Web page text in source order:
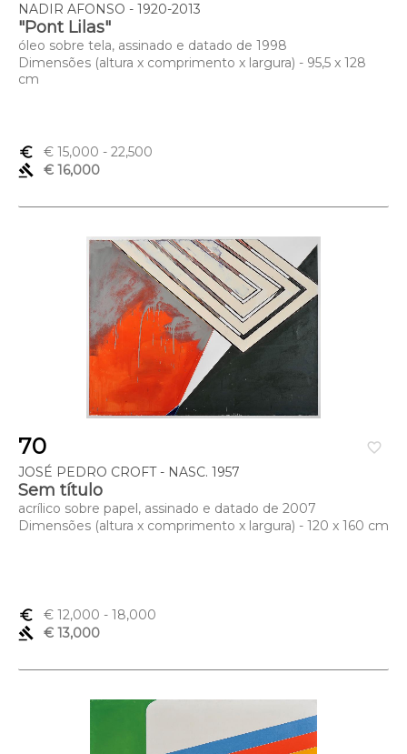
NADIR AFONSO - 1920-2013
"Pont Lilas"
óleo sobre tela, assinado e datado de 1998
Dimensões (altura x comprimento x largura) - 95,5 x 128
cm
euro_symbol € 15,000 - 22,500
gavel
€ 16,000
favorite_border
70
JOSÉ PEDRO CROFT - NASC. 1957
Sem título
acrílico sobre papel, assinado e datado de 2007
Dimensões (altura x comprimento x largura) - 120 x 160 cm
euro_symbol € 12,000 - 18,000
gavel
€ 13,000